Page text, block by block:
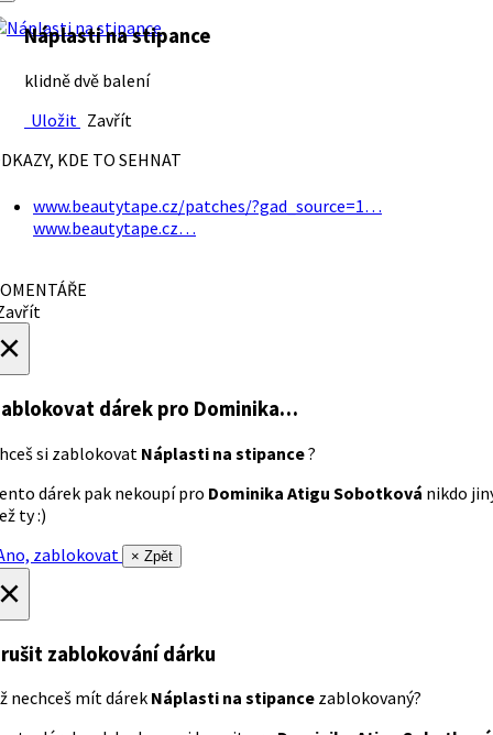
Náplasti na stipance
klidně dvě balení
Uložit Zavřít
KDE TO SEHNAT
www.beautytape.cz/patches/?gad_source=1…
www.beautytape.cz…
dárek pro Dominika…
si zablokovat Náplasti na stipance?
dárek pak nekoupí pro Dominika Atigu Sobotková nikdo
ty :)
zablokovat
× Zpět
zablokování dárku
nechceš mít dárek Náplasti na stipance zablokovaný?